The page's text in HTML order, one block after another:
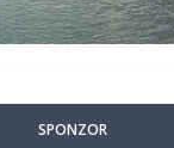
SPONZOR